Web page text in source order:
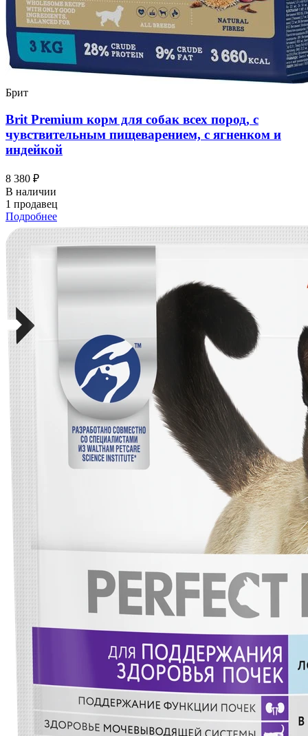
Брит
Brit Premium корм для собак всех пород, с
чувствительным пищеварением, с ягненком и
индейкой
8 380 ₽
В наличии
1 продавец
Подробнее